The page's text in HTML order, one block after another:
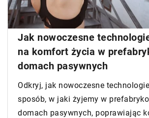
Jak nowoczesne
na komfort życia w
domach pasywnych
Odkryj, jak nowoczesne
sposób, w jaki żyjemy w
domach pasywnych, poprawiając